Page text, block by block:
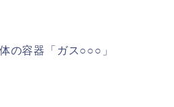
の容器「ガス○○○」